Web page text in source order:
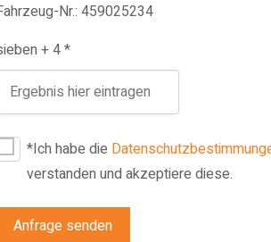
Nr.: 459025234
+ 4 *
*Ich habe die
verstanden und akzeptiere diese.
Anfrage senden